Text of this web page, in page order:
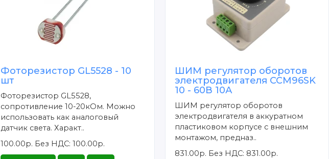
Фоторезистор GL5528 - 10
шт
Фоторезистор GL5528,
сопротивление 10-20кОм. Можно
использовать как аналоговый
датчик света. Характ..
100.00р. Без НДС: 100.00р.
ШИМ регулятор оборотов
электродвигателя CCM96SK
10 - 60В 10А
ШИМ регулятор оборотов
электродвигателя в аккуратном
пластиковом корпусе с внешним
монтажом, предназ..
831.00р. Без НДС: 831.00р.